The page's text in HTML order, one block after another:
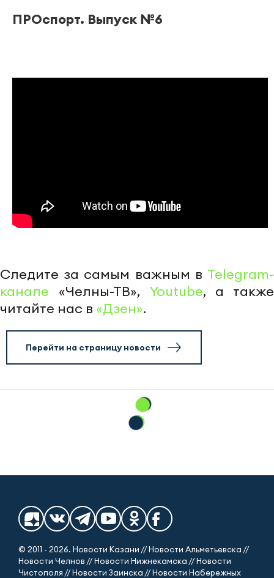
ПРОспорт. Выпуск №6
Следите за самым важным в Telegram-
канале «Челны-ТВ», Youtube, а также
читайте нас в «Дзен».
Перейти на страницу новости
© 2011 - 2026. Новости Казани // Новости Альметьевска //
Новости Челнов // Новости Нижнекамска // Новости
Чистополя // Новости Заинска // Новости Набережных